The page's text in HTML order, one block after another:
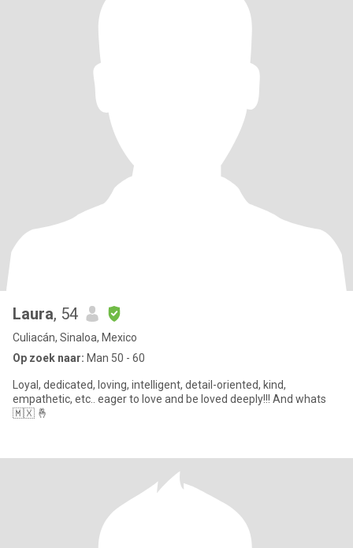
Laura, 54
Culiacán, Sinaloa, Mexico
Op zoek naar: Man 50 - 60
Loyal, dedicated, loving, intelligent, detail-oriented, kind,
empathetic, etc.. eager to love and be loved deeply!!! And whats
🇲🇽 🤞